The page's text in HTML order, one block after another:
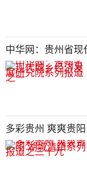
中华网：贵州省
多彩贵州 爽爽贵